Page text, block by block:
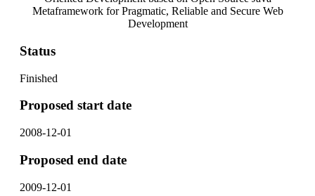
Status
Finished
Proposed start date
2008-12-01
Proposed end date
2009-12-01